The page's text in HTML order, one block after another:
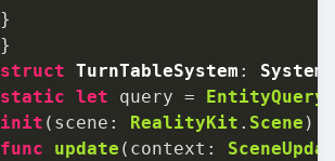
}
struct TurnTableSystem : System
static let query = EntityQuery
init ( scene : RealityKit . Scene
func
update ( context :